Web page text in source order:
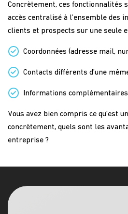
Concrètement, ces fonctionnalités
accès centralisé à l’ensemble des
clients et prospects sur une seule
Coordonnées (adresse mail,
Contacts différents d’une
Informations
Vous avez bien compris ce qu’est
concrètement, quels sont les
entreprise ?